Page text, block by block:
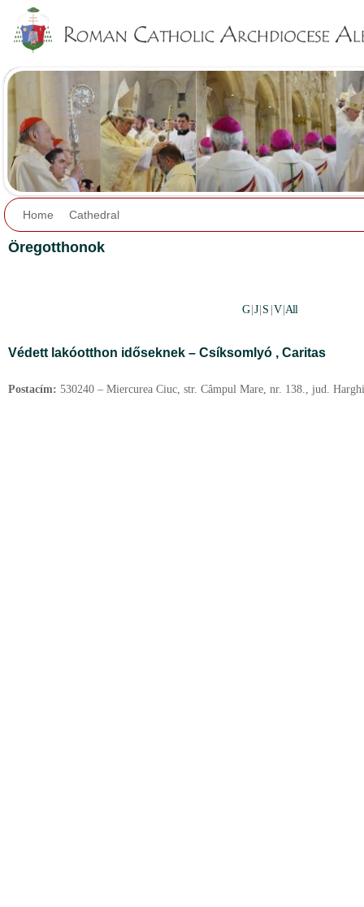
Home Cathedral
Öregotthonok
G |J S V |All
Védett lakóotthon időseknek – Csíksomlyó , Caritas
Postacím: 530240 – Miercurea Ciuc, str. Câmpul Mare, nr. 138., jud.